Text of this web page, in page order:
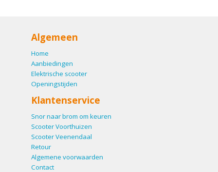
Algemeen
Home
Aanbiedingen
Elektrische scooter
Openingstijden
Klantenservice
Snor naar brom om keuren
Scooter Voorthuizen
Scooter Veenendaal
Retour
Algemene voorwaarden
Contact